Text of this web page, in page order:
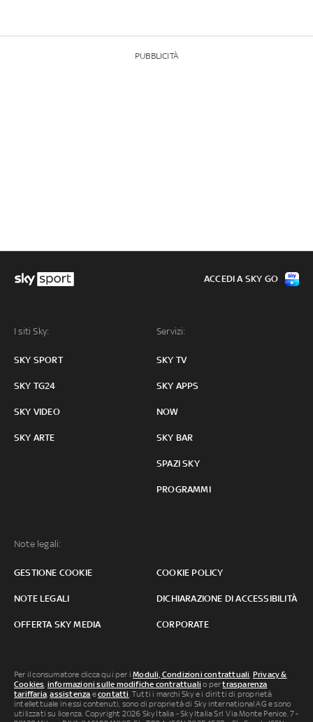
PUBBLICITÀ
I siti Sky:
SKY SPORT
SKY TG24
SKY VIDEO
SKY ARTE
Servizi:
SKY TV
SKY APPS
NOW
SKY BAR
SPAZI SKY
PROGRAMMI
Note legali:
GESTIONE COOKIE COOKIE POLICY
NOTE LEGALI DICHIARAZIONE DI ACCESSIBILITÀ
OFFERTA SKY MEDIA CORPORATE
ACCEDI A SKY GO
Per il consumatore clicca qui per iModuli, Condizioni contrattuali Privacy &
Cookies informazioni sulle modifiche contrattuali o pertrasparenza
tariffaria ,assistenza econtatti . Tutti i marchi Sky e i diritti di proprietà
intellettuale in essi contenuti, sono di proprietà di Sky international AG e sono
utilizzati su licenza. Copyright 2026 Sky Italia - Sky Italia Srl Via Monte Penice, 7 -